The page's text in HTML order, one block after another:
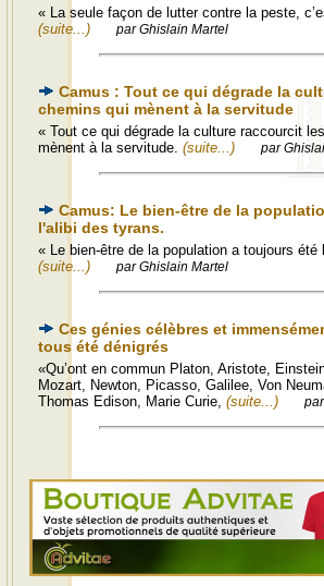
« La seule façon de lutter contre la peste,
(suite...)
par Ghislain Martel
Camus : Tout ce qui dégrade la
chemins qui mènent à la servitude
« Tout ce qui dégrade la culture raccourcit
mènent à la servitude. (suite...) par
Camus: Le bien-être de la
l'alibi des tyrans.
« Le bien-être de la population a toujours été
(suite...)
par Ghislain Martel
Ces génies célèbres et
tous été dénigrés
«Qu’ont en commun Platon, Aristote,
Mozart, Newton, Picasso, Galilee, Von
Thomas Edison, Marie Curie, (suite...)